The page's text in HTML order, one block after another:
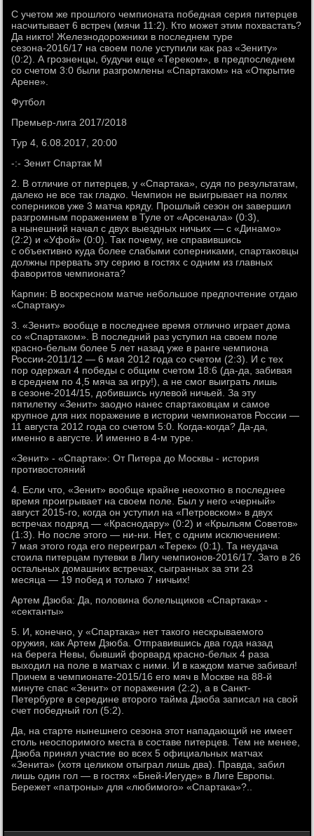
С учетом же прошлого чемпионата победная серия питерцев
насчитывает 6 встреч (мячи 11:2). Кто может этим похвастать?
Да никто! Железнодорожники в последнем туре
сезона-2016/17 на своем поле уступили как раз «Зениту»
(0:2). А грозненцы, будучи еще «Тереком», в предпоследнем
со счетом 3:0 были разгромлены «Спартаком» на «Открытие
Арене».
Футбол
Премьер-лига 2017/2018
Тур 4, 6.08.2017, 20:00
-:- Зенит Спартак М
2. В отличие от питерцев, у «Спартака», судя по результатам,
далеко не все так гладко. Чемпион не выигрывает на полях
соперников уже 3 матча кряду. Прошлый сезон он завершил
разгромным поражением в Туле от «Арсенала» (0:3),
а нынешний начал с двух выездных ничьих — с «Динамо»
(2:2) и «Уфой» (0:0). Так почему, не справившись
с объективно куда более слабыми соперниками, спартаковцы
должны прервать эту серию в гостях с одним из главных
фаворитов чемпионата?
Карпин: В воскресном матче небольшое предпочтение отдаю
«Спартаку»
3. «Зенит» вообще в последнее время отлично играет дома
со «Спартаком». В последний раз уступил на своем поле
красно-белым более 5 лет назад уже в ранге чемпиона
России-2011/12 — 6 мая 2012 года со счетом (2:3). И с тех
пор одержал 4 победы с общим счетом 18:6 (да-да, забивая
в среднем по 4,5 мяча за игру!), а не смог выиграть лишь
в сезоне-2014/15, добившись нулевой ничьей. За эту
пятилетку «Зенит» заодно нанес спартаковцам и самое
крупное для них поражение в истории чемпионатов России —
11 августа 2012 года со счетом 5:0. Когда-когда? Да-да,
именно в августе. И именно в 4-м туре.
«Зенит» - «Спартак»: От Питера до Москвы - история
противостояний
4. Если что, «Зенит» вообще крайне неохотно в последнее
время проигрывает на своем поле. Был у него «черный»
август 2015-го, когда он уступил на «Петровском» в двух
встречах подряд — «Краснодару» (0:2) и «Крыльям Советов»
(1:3). Но после этого — ни-ни. Нет, с одним исключением:
7 мая этого года его переиграл «Терек» (0:1). Та неудача
стоила питерцам путевки в Лигу чемпионов-2016/17. Зато в 26
остальных домашних встречах, сыгранных за эти 23
месяца — 19 побед и только 7 ничьих!
Артем Дзюба: Да, половина болельщиков «Спартака» -
«сектанты»
5. И, конечно, у «Спартака» нет такого нескрываемого
оружия, как Артем Дзюба. Отправившись два года назад
на берега Невы, бывший форвард красно-белых 4 раза
выходил на поле в матчах с ними. И в каждом матче забивал!
Причем в чемпионате-2015/16 его мяч в Москве на 88-й
минуте спас «Зенит» от поражения (2:2), а в Санкт-
Петербурге в середине второго тайма Дзюба записал на свой
счет победный гол (5:2).
Да, на старте нынешнего сезона этот нападающий не имеет
столь неоспоримого места в составе питерцев. Тем не менее,
Дзюба принял участие во всех 5 официальных матчах
«Зенита» (хотя целиком отыграл лишь два). Правда, забил
лишь один гол — в гостях «Бней-Иегуде» в Лиге Европы.
Бережет «патроны» для «любимого» «Спартака»?..